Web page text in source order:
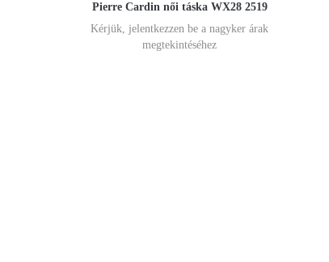
Pierre Cardin női táska WX28 2519
Kérjük, jelentkezzen be a nagyker árak
megtekintéséhez